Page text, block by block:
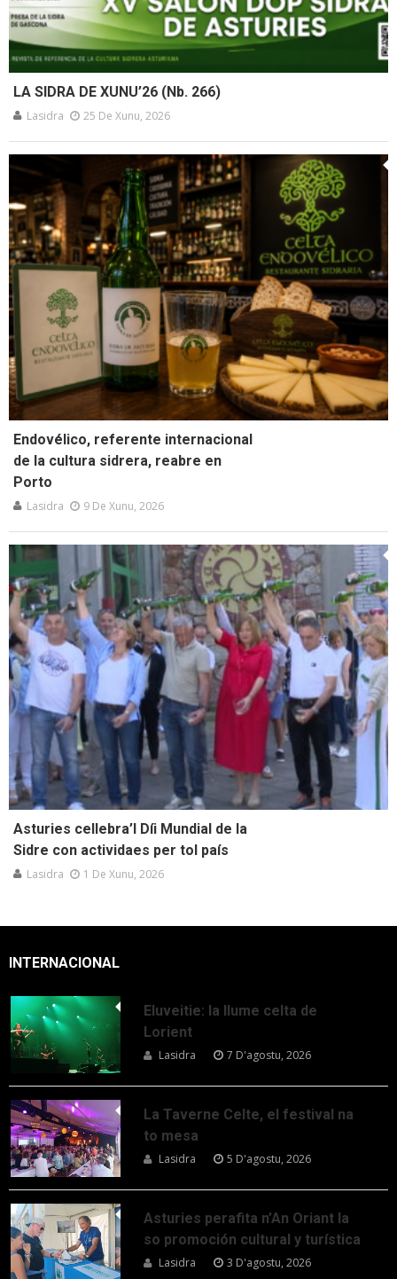
LA SIDRA DE XUNU’26 (Nb. 266)
Lasidra 25 De Xunu, 2026
Endovélico, referente internacional
de la cultura sidrera, reabre en
Porto
Lasidra 9 De Xunu, 2026
Asturies cellebra’l Díi Mundial de la
Sidre con actividaes per tol país
Lasidra 1 De Xunu, 2026
INTERNACIONAL
Eluveitie: la llume celta de
Lorient
Lasidra 7 D'agostu, 2026
La Taverne Celte, el festival na
to mesa
Lasidra 5 D'agostu, 2026
Asturies perafita n’An Oriant la
so promoción cultural y turística
Lasidra 3 D'agostu, 2026